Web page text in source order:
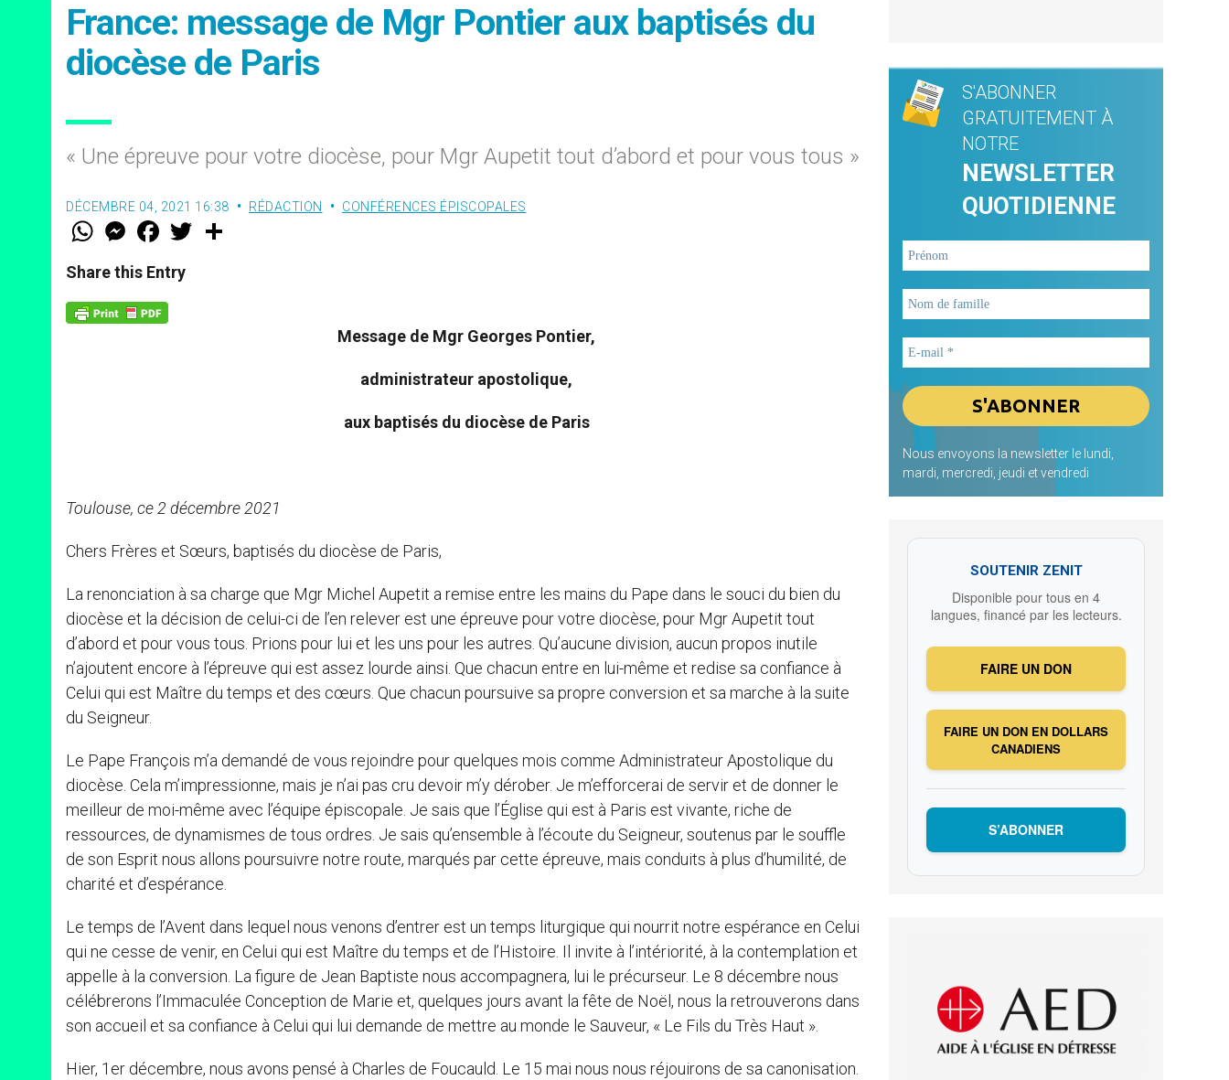
France: message de Mgr Pontier aux baptisés du
diocèse de Paris
« Une épreuve pour votre diocèse, pour Mgr Aupetit tout d’abord et pour vous tous »
DÉCEMBRE 04, 2021 16:38 RÉDACTION CONFÉRENCES ÉPISCOPALES
W
t
s
p
p
M
e
s
e
g
e
F
a
e
b
k
w
Share this Entry
Message de Mgr Georges Pontier,
administrateur apostolique,
aux baptisés du diocèse de Paris
Toulouse, ce 2 décembre 2021
Chers Frères et Sœurs, baptisés du diocèse de Paris,
La renonciation à sa charge que Mgr Michel Aupetit a remise entre les mains du Pape dans le souci du bien du
diocèse et la décision de celui-ci de l’en relever est une épreuve pour votre diocèse, pour Mgr Aupetit tout
d’abord et pour vous tous. Prions pour lui et les uns pour les autres. Qu’aucune division, aucun propos inutile
n’ajoutent encore à l’épreuve qui est assez lourde ainsi. Que chacun entre en lui-même et redise sa confiance à
Celui qui est Maître du temps et des cœurs. Que chacun poursuive sa propre conversion et sa marche à la suite
du Seigneur.
Le Pape François m’a demandé de vous rejoindre pour quelques mois comme Administrateur Apostolique du
diocèse. Cela m’impressionne, mais je n’ai pas cru devoir m’y dérober. Je m’efforcerai de servir et de donner le
meilleur de moi-même avec l’équipe épiscopale. Je sais que l’Église qui est à Paris est vivante, riche de
ressources, de dynamismes de tous ordres. Je sais qu’ensemble à l’écoute du Seigneur, soutenus par le souffle
de son Esprit nous allons poursuivre notre route, marqués par cette épreuve, mais conduits à plus d’humilité, de
charité et d’espérance.
Le temps de l’Avent dans lequel nous venons d’entrer est un temps liturgique qui nourrit notre espérance en Celui
qui ne cesse de venir, en Celui qui est Maître du temps et de l’Histoire. Il invite à l’intériorité, à la contemplation et
appelle à la conversion. La figure de Jean Baptiste nous accompagnera, lui le précurseur. Le 8 décembre nous
célébrerons l’Immaculée Conception de Marie et, quelques jours avant la fête de Noël, nous la retrouverons dans
son accueil et sa confiance à Celui qui lui demande de mettre au monde le Sauveur, « Le Fils du Très Haut ».
Hier, 1er décembre, nous avons pensé à Charles de Foucauld. Le 15 mai nous nous réjouirons de sa canonisation.
S'ABONNER
GRATUITEMENT À
NOTRE
NEWSLETTER
QUOTIDIENNE
Nous envoyons la newsletter le lundi,
mardi, mercredi, jeudi et vendredi
SOUTENIR ZENIT
Disponible pour tous en 4
langues, financé par les lecteurs.
FAIRE UN DON
FAIRE UN DON EN DOLLARS
CANADIENS
S’ABONNER